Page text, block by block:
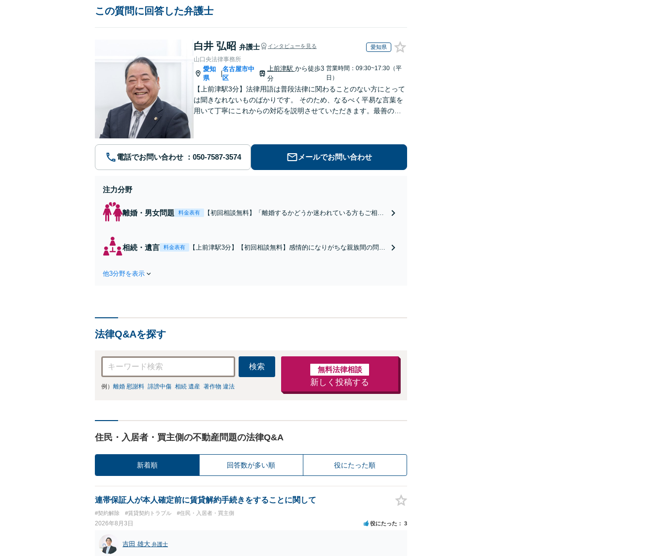
この質問に回答した弁護士
白井 弘昭 弁護士 インタビューを見る 愛知県
山口央法律事務所
愛知
県
名古屋市中
区
上前津駅 から徒歩3
分
営業時間：09:30~17:30（平
日）
【上前津駅3分】法律用語は普段法律に関わることのない方にとって
は聞きなれないものばかりです。 そのため、なるべく平易な言葉を
用いて丁寧にこれからの対応を説明させていただきます。最善の解
電話でお問い合わせ メールでお問い合わせ
注力分野
離婚・男女問題 料金表有
【初回相談無料】「離婚するかどうか迷われている方もご相談
日・夜間相談可】
相続・遺言 料金表有
【上前津駅3分】【初回相談無料】感情的になりがちな親族間の問題
他3分野を表示
法律Q&Aを探す
検索
例） 離婚 慰謝料 誹謗中傷 相続 遺産 著作物 違法
無料法律相談
新しく投稿する
住民・入居者・買主側の不動産問題の法律Q&A
新着順 回答数が多い順 役にたった順
連帯保証人が本人確定前に賃貸解約手続きをすることに関して
#契約解除 #賃貸契約トラブル #住民・入居者・買主側
2026年8月3日 役にたった 3
吉田 雄大 弁護士